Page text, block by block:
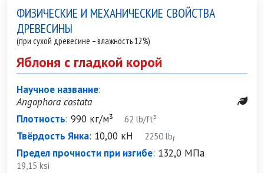
ФИЗИЧЕСКИЕ И МЕХАНИЧЕСКИЕ СВОЙСТВА
ДРЕВЕСИНЫ
(при сухой древесине – влажность 12%)
Яблоня с гладкой корой
Научное название:
Angophora costata
Плотность: 990 кг/м³ 62 lb/ft³
Твёрдость Янка: 10,00 кН 2250 lbf
Предел прочности при изгибе: 132,0 МПа
19,15 ksi